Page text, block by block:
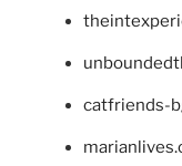
catfriends-